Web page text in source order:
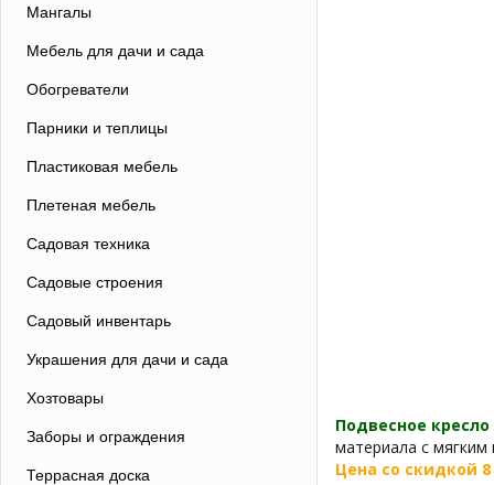
Мангалы
Мебель для дачи и сада
Обогреватели
Парники и теплицы
Пластиковая мебель
Плетеная мебель
Садовая техника
Садовые строения
Садовый инвентарь
Украшения для дачи и сада
Хозтовары
Заборы и ограждения
Террасная доска
Подвесное кресло
материала с мягким
Цена со скидкой 8